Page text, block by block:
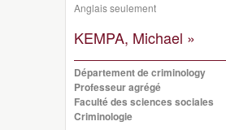
Anglais seulement
KEMPA, Michael »
Département de criminology
Professeur agrégé
Faculté des sciences sociales
Criminologie